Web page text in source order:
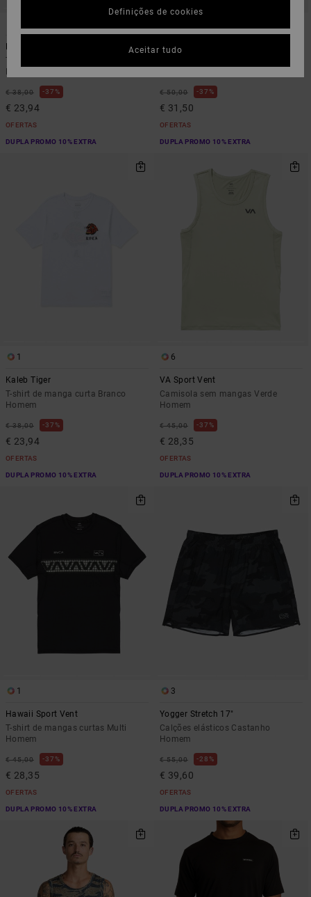
T-shirt de manga curta Preto
€ 38,00 37%
€ 23,94
OFERTAS
DUPLA PROMO 10% EXTRA
VA Sport Vent
€ 50,00 37%
€ 31,50
OFERTAS
DUPLA PROMO 10% EXTRA
1
Kaleb Tiger
T-shirt de manga curta Branco
Homem
€ 38,00 37%
€ 23,94
OFERTAS
DUPLA PROMO 10% EXTRA
6
VA Sport Vent
Camisola sem mangas Verde
Homem
€ 45,00 37%
€ 28,35
OFERTAS
DUPLA PROMO 10% EXTRA
1
Hawaii Sport Vent
T-shirt de mangas curtas Multi
Homem
€ 45,00 37%
€ 28,35
OFERTAS
DUPLA PROMO 10% EXTRA
3
Yogger Stretch 17"
Calções elásticos Castanho
Homem
€ 55,00 28%
€ 39,60
OFERTAS
DUPLA PROMO 10% EXTRA
Definições de cookies
Aceitar tudo